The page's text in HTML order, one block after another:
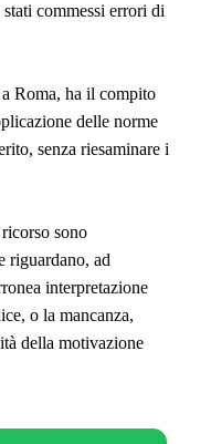
commessi errori di
a Roma, ha il compito
delle norme
senza riesaminare i
sono
riguardano, ad
interpretazione
o la mancanza,
della motivazione